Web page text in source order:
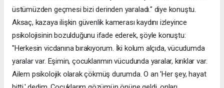
üstümüzden geçmesi bizi derinden yaraladı." diye konuştu.
Aksaç, kazaya ilişkin güvenlik kamerası kaydını izleyince
psikolojisinin bozulduğunu ifade ederek, şöyle konuştu:
"Herkesin vicdanına bırakıyorum. İki kolum alçıda, vücudumda
yaralar var. Eşimin, çocuklarımın vücudunda yaralar, kırıklar var.
Ailem psikolojik olarak çökmüş durumda. O an 'Her şey, hayat